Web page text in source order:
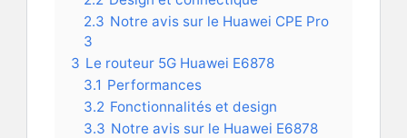
2.3 Notre avis sur le Huawei CPE Pro
3
3 Le routeur 5G Huawei E6878
3.1 Performances
3.2 Fonctionnalités et design
3.3 Notre avis sur le Huawei E6878